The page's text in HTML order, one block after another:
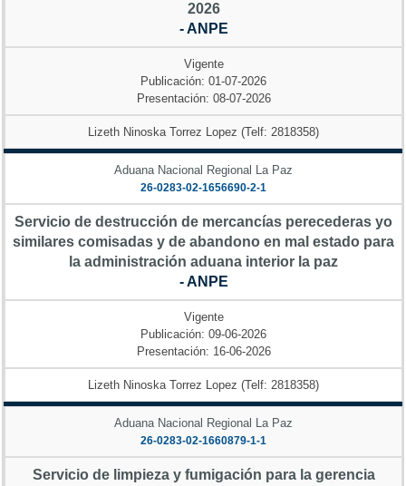
2026
- ANPE
Vigente
Publicación: 01-07-2026
Presentación: 08-07-2026
Lizeth Ninoska Torrez Lopez (Telf: 2818358)
Aduana Nacional Regional La Paz
26-0283-02-1656690-2-1
Servicio de destrucción de mercancías perecederas yo
similares comisadas y de abandono en mal estado para
la administración aduana interior la paz
- ANPE
Vigente
Publicación: 09-06-2026
Presentación: 16-06-2026
Lizeth Ninoska Torrez Lopez (Telf: 2818358)
Aduana Nacional Regional La Paz
26-0283-02-1660879-1-1
Servicio de limpieza y fumigación para la gerencia